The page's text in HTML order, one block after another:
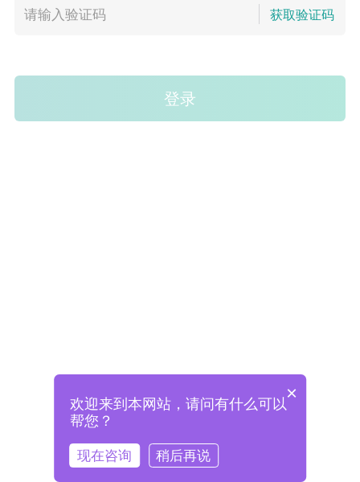
获取验证码
登录
登录即表示已阅读并同意《格兰德官网用户协议》
×
欢迎来到本网站，请问有什么可以
帮您？
现在咨询 稍后再说